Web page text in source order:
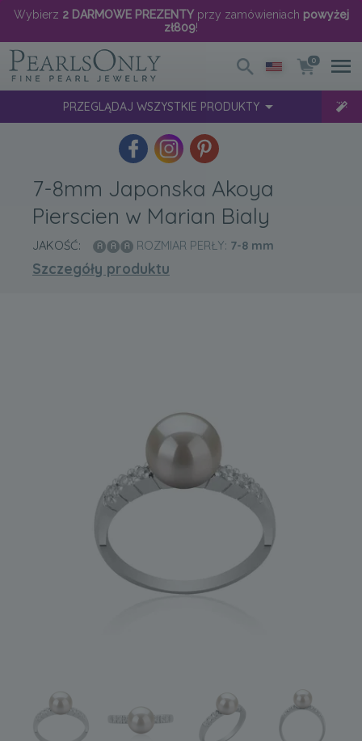
Wybierz 2 DARMOWE PREZENTYprzy zamówieniach powyżej
zł809!
0
PRZEGLĄDAJ WSZYSTKIE PRODUKTY
7-8mm Japonska Akoya
Pierscien w Marian Bialy
JAKOŚĆ: ROZMIAR PERŁY: 7-8 mm
Szczegóły produktu